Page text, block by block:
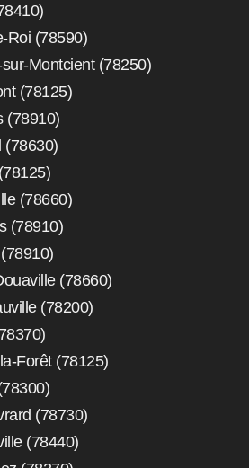
Roi (78590)
Montcient (78250)
(78125)
(78910)
(78630)
(78660)
(78910)
(78660)
(78200)
Forêt (78125)
(78730)
(78440)